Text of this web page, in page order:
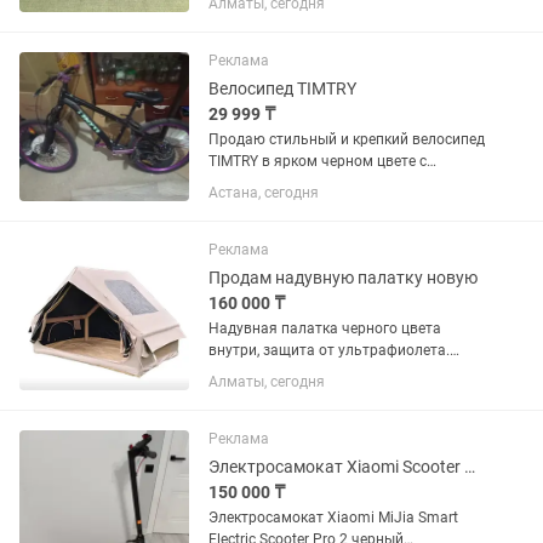
фишек как в казино - 14гр. Брутальный
удобный номинал, с...
Алматы, сегодня
Реклама
Велосипед TIMTRY
29 999 ₸
Продаю стильный и крепкий велосипед
TIMTRY в ярком черном цвете с
фиолетовыми акцентами! Братишка
покатался буквально один месяц,
помещении. Купили за...
Астана, сегодня
Реклама
Продам надувную палатку новую
160 000 ₸
Надувная палатка черного цвета
внутри, защита от ультрафиолета.
Внутри палатка сохраняется прохлада
за счет защиты ультрафиолета.
Палатка новая имеется чехол,...
Алматы, сегодня
Реклама
Электросамокат Xiaomi Scooter Pro 2 черный
150 000 ₸
Электросамокат Xiaomi MiJia Smart
Electric Scooter Pro 2 черный